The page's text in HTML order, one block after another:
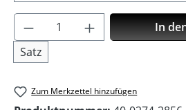
Produkt Anzahl: Gib
Satz
In
Zum Merkzettel hinzufügen